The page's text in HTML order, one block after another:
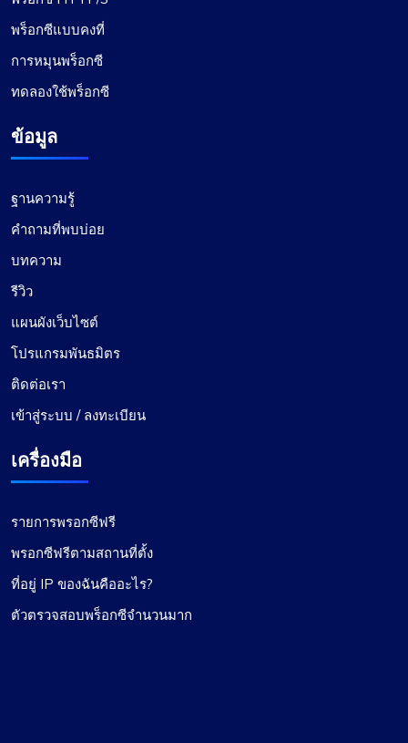
พร็อกซีแบบคงที่
การหมุนพร็อกซี
ทดลองใช้พร็อกซี
ข้อมูล
ฐานความรู้
คำถามที่พบบ่อย
บทความ
รีวิว
แผนผังเว็บไซต์
โปรแกรมพันธมิตร
ติดต่อเรา
เข้าสู่ระบบ / ลงทะเบียน
เครื่องมือ
รายการพรอกซีฟรี
พรอกซีฟรีตามสถานที่ตั้ง
ที่อยู่ IP ของฉันคืออะไร?
ตัวตรวจสอบพร็อกซีจำนวนมาก